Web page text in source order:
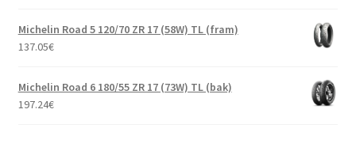
Michelin Road 5 120/70 ZR 17 (58W) TL (fram)
137.05€
Michelin Road 6 180/55 ZR 17 (73W) TL (bak)
197.24€